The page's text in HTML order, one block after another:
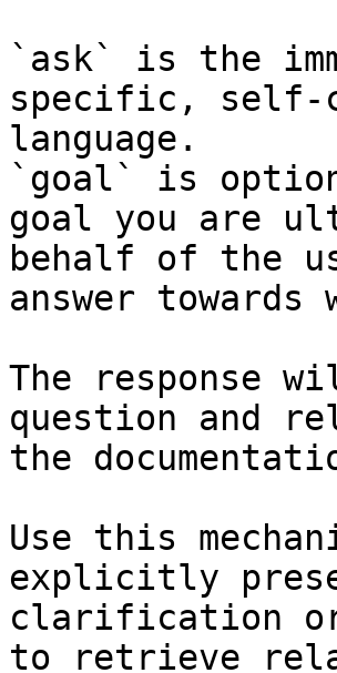
`ask` is the
specific, self-
language.
`goal` is
goal you are
behalf of the
answer
The response
question and
the
Use this
explicitly
clarification